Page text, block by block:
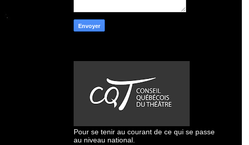
Pour se tenir au courant de ce qui se passe
au niveau national.